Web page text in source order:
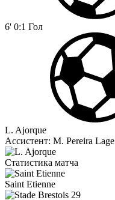
6' 0:1 Гол
L. Ajorque
Ассистент: M. Pereira Lage
Статистика матча
Saint Etienne